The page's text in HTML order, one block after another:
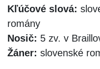
Kľúčové slová:
romány
Nosič: 5 zv. v
Žáner: slovenské